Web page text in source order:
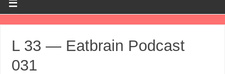
L 33 — Eatbrain Podcast
031